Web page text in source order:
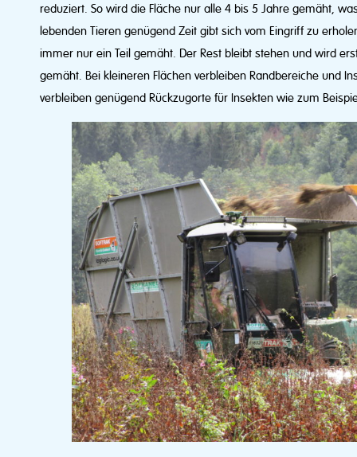
reduziert. So wird die Fläche nur alle 4 bis 5 Jahre gemäht,
lebenden Tieren genügend Zeit gibt sich vom Eingriff zu
immer nur ein Teil gemäht. Der Rest bleibt stehen und wird
gemäht. Bei kleineren Flächen verbleiben Randbereiche und
verbleiben genügend Rückzugorte für Insekten wie zum